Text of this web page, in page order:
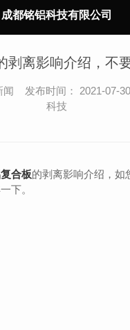
成都铭铝科技有限公司
剥离影响介绍，不
闻 发布时间： 2021-07-
科技
合板的剥离影响介绍，如
下。